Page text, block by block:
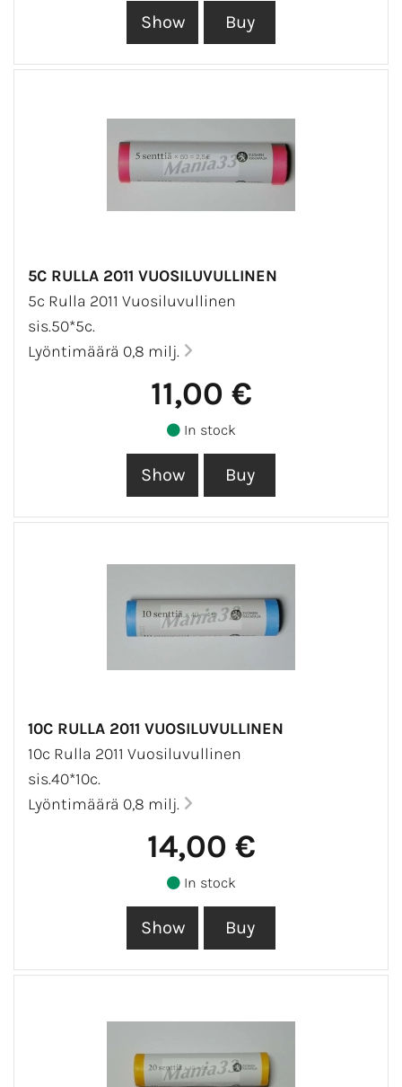
5C RULLA 2011 VUOSILUVULLINEN
5c Rulla 2011 Vuosiluvullinen
sis.50*5c.
Lyöntimäärä 0,8 milj.
11,00 €
In stock
10C RULLA 2011 VUOSILUVULLINEN
10c Rulla 2011 Vuosiluvullinen
sis.40*10c.
Lyöntimäärä 0,8 milj.
14,00 €
In stock